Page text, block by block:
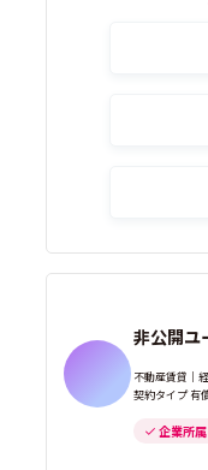
非公開ユ
不動産賃貸｜
契約タイプ 有
企業所